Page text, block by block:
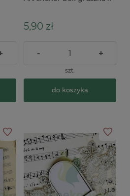
5,90 zł
- +
szt.
do koszyka